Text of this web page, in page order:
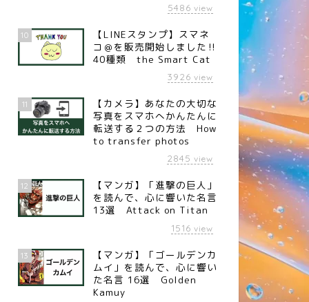
5486 view
10
【LINEスタンプ】スマネ
コ＠を販売開始しました‼︎
40種類 the Smart Cat
3926 view
11
【カメラ】あなたの大切な
写真をスマホへかんたんに
転送する２つの方法 How
to transfer photos
2845 view
12
【マンガ】「進撃の巨人」
を読んで、心に響いた名言
13選 Attack on Titan
1516 view
13
【マンガ】「ゴールデンカ
ムイ」を読んで、心に響い
た名言 16選 Golden
Kamuy